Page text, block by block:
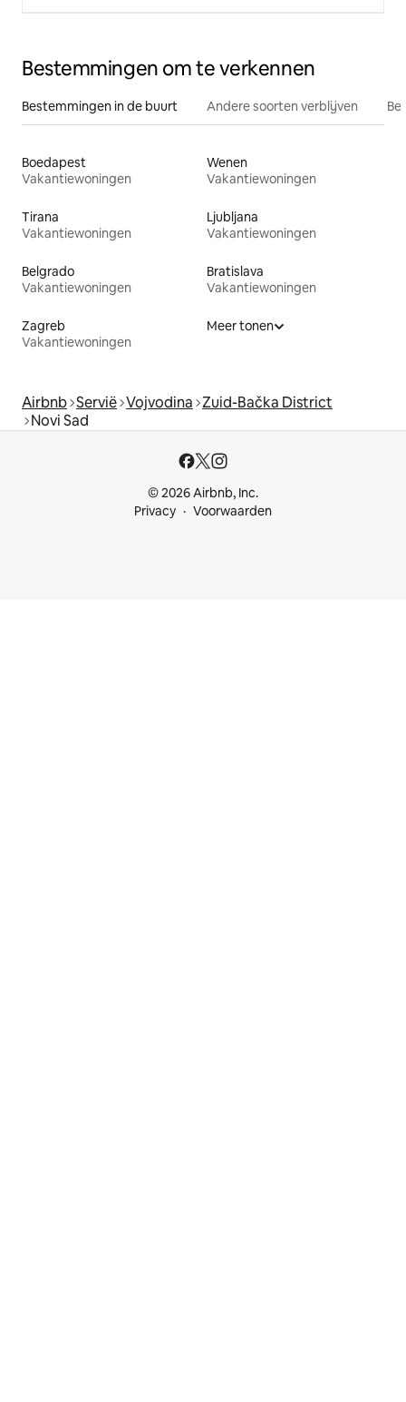
Bestemmingen om te verkennen
Bestemmingen in de buurt Andere soorten verblijven
Boedapest
Vakantiewoningen
Wenen
Vakantiewoningen
Tirana
Vakantiewoningen
Ljubljana
Vakantiewoningen
Belgrado
Vakantiewoningen
Bratislava
Vakantiewoningen
Zagreb
Vakantiewoningen
Meer tonen
Airbnb Servië Vojvodina Zuid-Bačka District
Novi Sad
© 2026 Airbnb, Inc.
Privacy
Voorwaarden